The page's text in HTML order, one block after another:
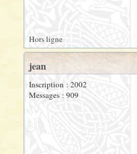
Hors ligne
jean
Inscription : 2002
Messages : 909